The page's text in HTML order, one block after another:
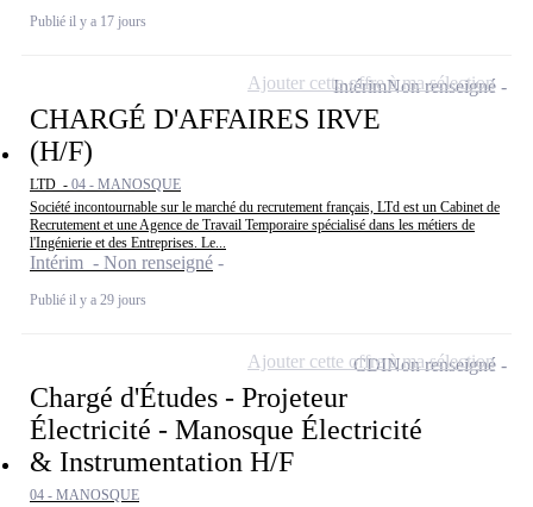
Publié il y a 17 jours
CHARGÉ D'AFFAIRES IRVE
(H/F)
LTD - 04 - MANOSQUE
Société incontournable sur le marché du recrutement français, LTd est un Cabinet de
Recrutement et une Agence de Travail Temporaire spécialisé dans les métiers de
l'Ingénierie et des Entreprises. Le...
Intérim - Non renseigné
Publié il y a 29 jours
IntérimNon renseigné
Ajouter cette offre à ma sélection
Chargé d'Études - Projeteur
Électricité - Manosque Électricité
& Instrumentation H/F
04 - MANOSQUE
CDINon renseigné
Ajouter cette offre à ma sélection